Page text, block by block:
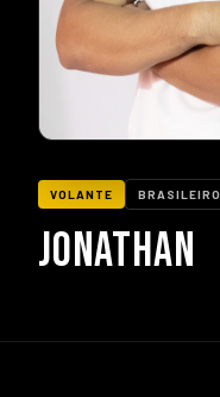
VOLANTE BRASILEIRO
JONATHAN